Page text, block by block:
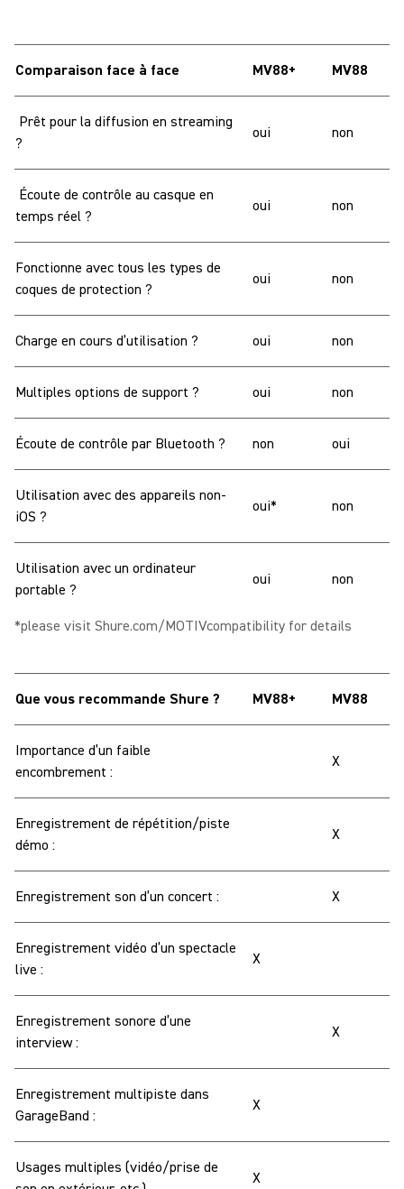
Comparaison face à face MV88+ MV88
Prêt pour la diffusion en streaming
?
oui non
Écoute de contrôle au casque en
temps réel ?
oui non
Fonctionne avec tous les types de
coques de protection ?
oui non
Charge en cours d’utilisation ? oui non
Multiples options de support ? oui non
Écoute de contrôle par Bluetooth ? non oui
Utilisation avec des appareils non-
iOS ?
oui* non
Utilisation avec un ordinateur
portable ?
oui non
*please visit Shure.com/MOTIVcompatibility for details
Que vous recommande Shure ? MV88+ MV88
Importance d’un faible
encombrement :
X
Enregistrement de répétition/piste
démo :
X
Enregistrement son d’un concert : X
Enregistrement vidéo d’un spectacle
live :
X
Enregistrement sonore d’une
interview :
X
Enregistrement multipiste dans
GarageBand :
X
Usages multiples (vidéo/prise de
X